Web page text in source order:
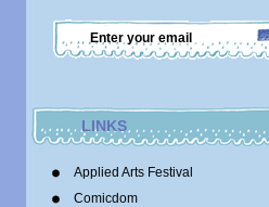
LINKS
Applied Arts Festival
Comicdom